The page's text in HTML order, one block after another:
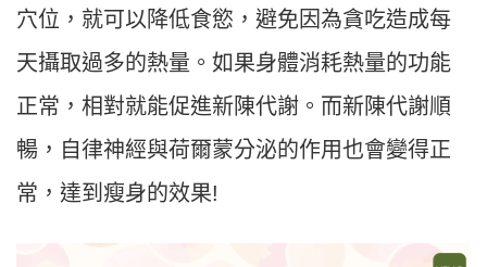
穴位，就可以降低食慾，避免因為貪吃造成每
天攝取過多的熱量。如果身體消耗熱量的功能
正常，相對就能促進新陳代謝。而新陳代謝順
暢，自律神經與荷爾蒙分泌的作用也會變得正
常，達到瘦身的效果!